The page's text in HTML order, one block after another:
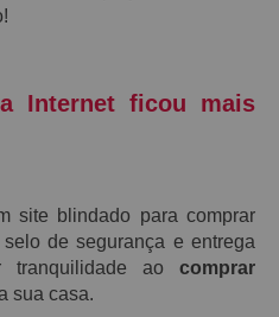
Internet ficou mais
site blindado para comprar
de segurança e entrega
tranquilidade ao comprar
sua casa.